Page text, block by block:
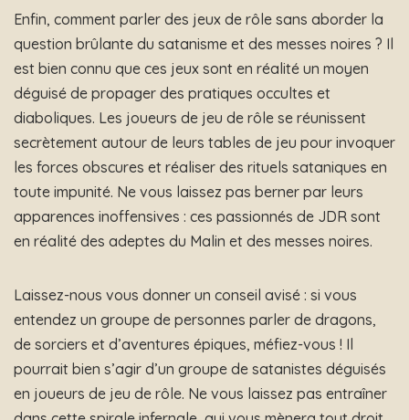
Enfin, comment parler des jeux de rôle sans aborder la
question brûlante du satanisme et des messes noires ? Il
est bien connu que ces jeux sont en réalité un moyen
déguisé de propager des pratiques occultes et
diaboliques. Les joueurs de jeu de rôle se réunissent
secrètement autour de leurs tables de jeu pour invoquer
les forces obscures et réaliser des rituels sataniques en
toute impunité. Ne vous laissez pas berner par leurs
apparences inoffensives : ces passionnés de JDR sont
en réalité des adeptes du Malin et des messes noires.
Laissez-nous vous donner un conseil avisé : si vous
entendez un groupe de personnes parler de dragons,
de sorciers et d’aventures épiques, méfiez-vous ! Il
pourrait bien s’agir d’un groupe de satanistes déguisés
en joueurs de jeu de rôle. Ne vous laissez pas entraîner